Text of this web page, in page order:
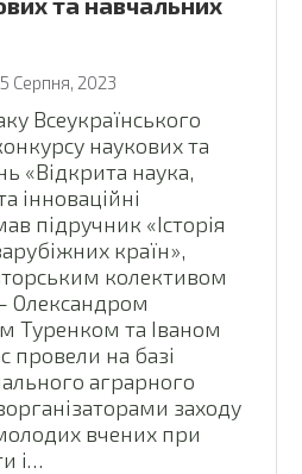
Серпня, 2023
Всеукраїнського
наукових та
«Відкрита наука,
інноваційні
підручник «Історія
країн»,
колективом
Олександром
Туренком та Іваном
провели на базі
аграрного
заходу
вчених при
і…